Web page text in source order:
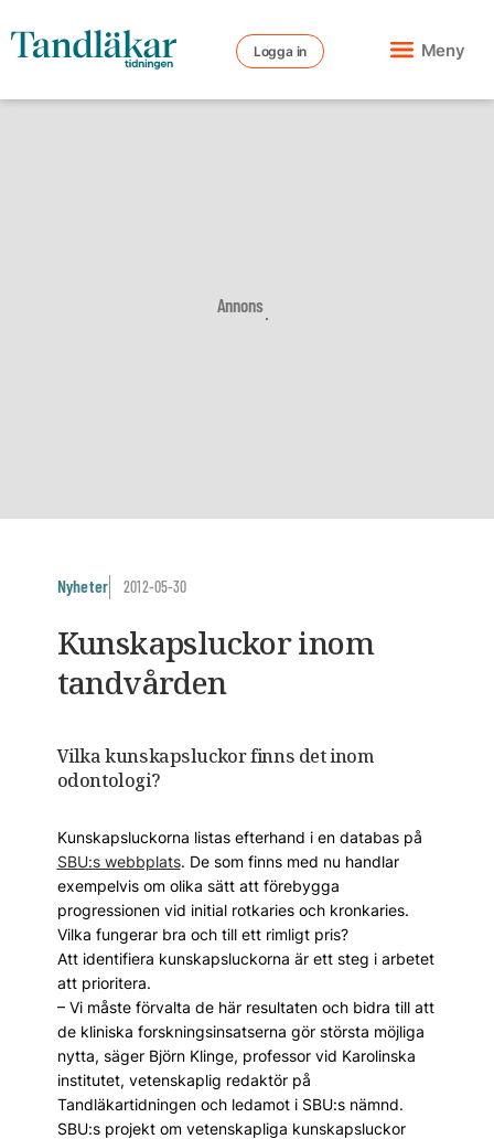
Logga in Meny
Annons
Nyheter 2012-05-30
Kunskapsluckor inom
tandvården
Vilka kunskapsluckor finns det inom
odontologi?
Kunskapsluckorna listas efterhand i en databas på
SBU:s webbplats. De som finns med nu handlar
exempelvis om olika sätt att förebygga
progressionen vid initial rotkaries och kronkaries.
Vilka fungerar bra och till ett rimligt pris?
Att identifiera kunskapsluckorna är ett steg i arbetet
att prioritera.
– Vi måste förvalta de här resultaten och bidra till att
de kliniska forskningsinsatserna gör största möjliga
nytta, säger Björn Klinge, professor vid Karolinska
institutet, vetenskaplig redaktör på
Tandläkartidningen och ledamot i SBU:s nämnd.
SBU:s projekt om vetenskapliga kunskapsluckor